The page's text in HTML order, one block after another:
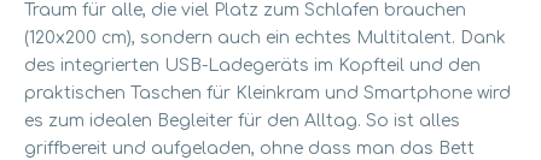
Traum für alle, die viel Platz zum Schlafen brauchen
(120x200 cm), sondern auch ein echtes Multitalent. Dank
des integrierten USB-Ladegeräts im Kopfteil und den
praktischen Taschen für Kleinkram und Smartphone wird
es zum idealen Begleiter für den Alltag. So ist alles
griffbereit und aufgeladen, ohne dass man das Bett